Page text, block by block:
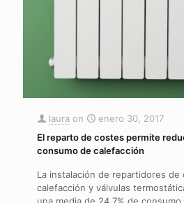
laura on
enero 30, 2017
El reparto de costes permite
consumo de calefacción
La instalación de repartidores de
calefacción y válvulas